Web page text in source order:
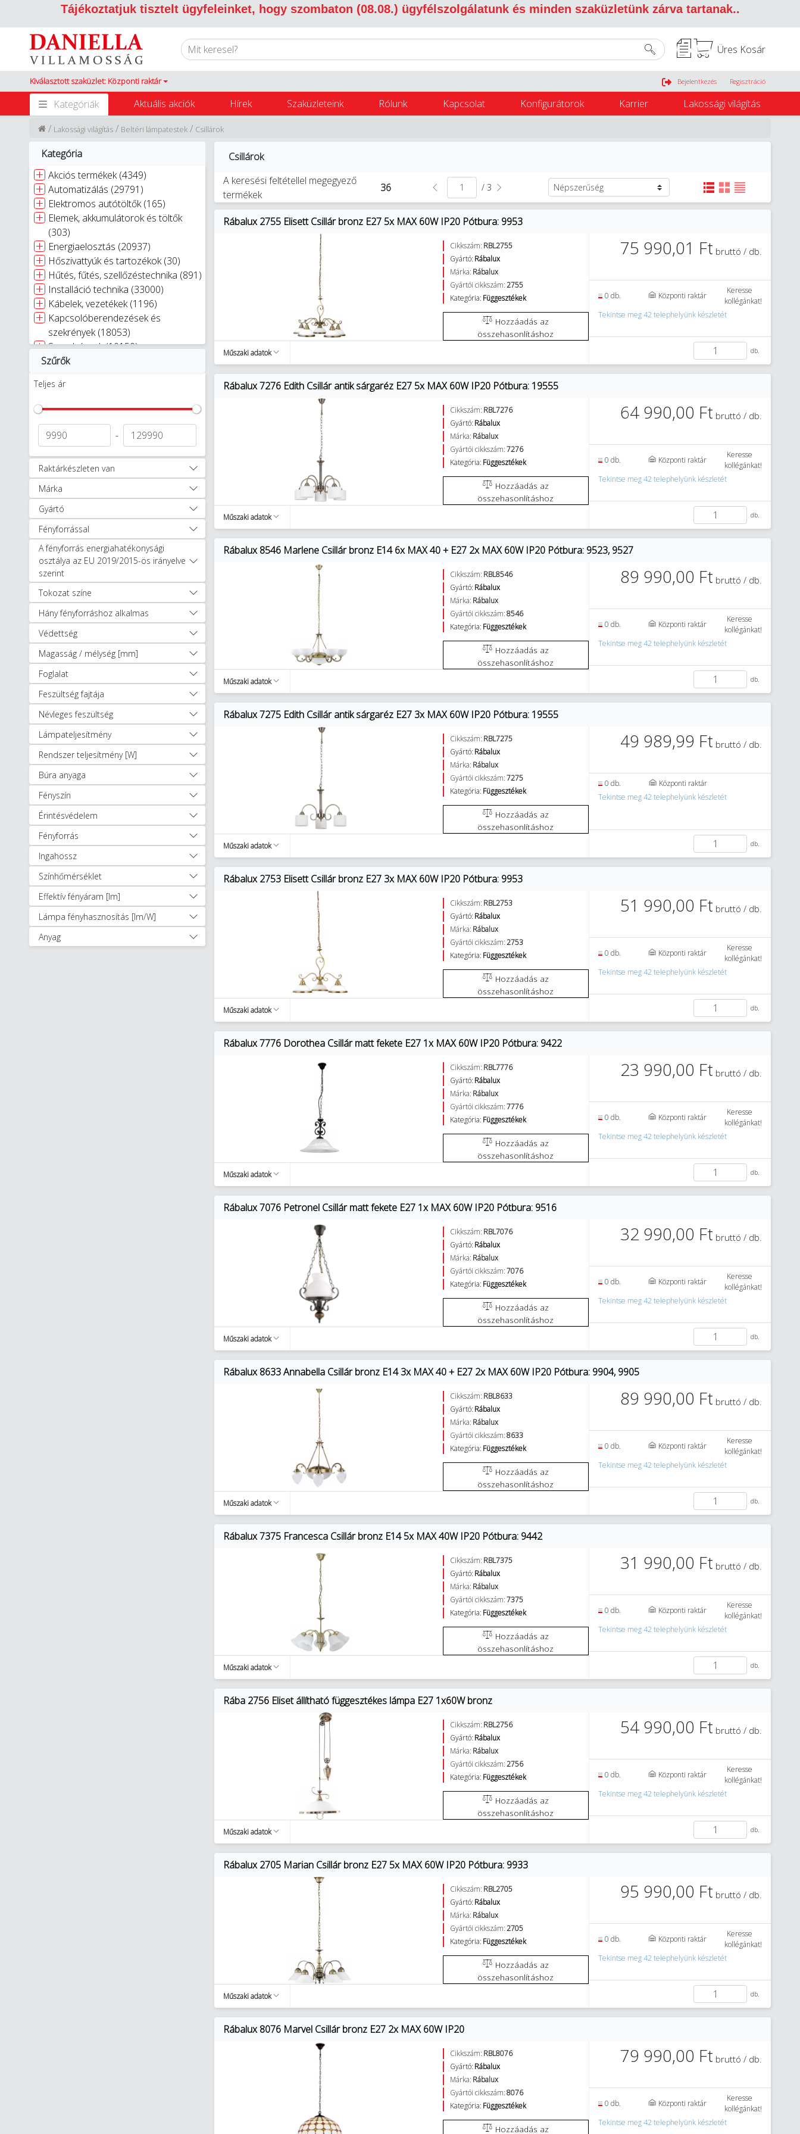
Tájékoztatjuk tisztelt ügyfeleinket, hogy szombaton (08.08.) ügyfélszolgálatunk és minden szaküzletünk zárva tartanak..
Üres Kosár
Kiválasztott szaküzlet: Központi raktár Belépés
Bejelentkezés Regisztráció
Kategóriák Aktuális akciók Hírek Szaküzleteink Rólunk Kapcsolat Konfigurátorok Karrier Lakossági világítás
Csillárok
/
Beltéri lámpatestek
/
Lakossági világítás
/
Kategória
Akciós termékek (4349)
Automatizálás (29791)
Elektromos autótöltők (165)
Elemek, akkumulátorok és töltők
(303)
Energiaelosztás (20937)
Hőszivattyúk és tartozékok (30)
Hűtés, fűtés, szellőzéstechnika (891)
Installáció technika (33000)
Kábelek, vezetékek (1196)
Kapcsolóberendezések és
szekrények (18053)
Szerelvények (10150)
Kaputechnika (9)
Világítástechnika (27424)
Autóápolási termékek (47)
Munkavédelem, védőruházat (1256)
Okosotthon megoldások (321)
Okosotthon csomagok (17)
Szerszámok (11894)
Lakossági világítás (2518)
Beltéri lámpatestek (1709)
Állólámpák (66)
Asztali lámpák (163)
Beépíthető lámpatestek (86)
Csíptetős lámpatestek (4)
Dekor lámpák (19)
Dugaljba dugható lámpák (1)
Éj fények (1)
Éjjeli lámpák (32)
Fali és mennyezeti lámpák
Fali lámpák (246)
Függesztékek (343)
Fürdőszobai lámpák (66)
Gyereklámpák (3)
Képmegvilágító lámpák (7)
LED panelek (7)
Mennyezeti lámpatestek
(276)
Pultmegvilágító lámpák (22)
Rendszerbe építhető
lámpatestek (2)
Spotlámpák (186)
Tartozékok (26)
Ventillátorok (30)
Zseblámpák (4)
Kültéri lámpatestek (278)
Okos világítás (76)
Hagyományos fényforrások
Szűrők
Teljes ár
-
Raktárkészleten van
Márka
Gyártó
Fényforrással
A fényforrás energiahatékonysági
osztálya az EU 2019/2015-ös irányelve
szerint
Tokozat színe
Hány fényforráshoz alkalmas
Védettség
Magasság / mélység [mm]
Foglalat
Feszültség fajtája
Névleges feszültség
Lámpateljesítmény
Rendszer teljesítmény [W]
Búra anyaga
Fényszín
Érintésvédelem
Fényforrás
Ingahossz
Színhőmérséklet
Effektív fényáram [lm]
Lámpa fényhasznosítás [lm/W]
Anyag
Csillárok
A keresési feltétellel megegyező
termékek
36 / 3
Rábalux 2755 Elisett Csillár bronz E27 5x MAX 60W IP20 Pótbura: 9953
Cikkszám: RBL2755
Gyártó: Rábalux
Márka: Rábalux
Gyártói cikkszám:2755
Kategória: Függesztékek
összehasonlításhoz
Műszaki adatok
75 990,01 Ft bruttó / db.
0 db. Központi raktár
Keresse
kollégánkat!
Tekintse meg 42 telephelyünk készletét
db.
Rábalux 7276 Edith Csillár antik sárgaréz E27 5x MAX 60W IP20 Pótbura: 19555
Cikkszám: RBL7276
Gyártó: Rábalux
Márka: Rábalux
Gyártói cikkszám:7276
Kategória: Függesztékek
összehasonlításhoz
Műszaki adatok
64 990,00 Ft bruttó / db.
0 db. Központi raktár
Keresse
kollégánkat!
Tekintse meg 42 telephelyünk készletét
db.
Rábalux 8546 Marlene Csillár bronz E14 6x MAX 40 + E27 2x MAX 60W IP20 Pótbura: 9523, 9527
Cikkszám: RBL8546
Gyártó: Rábalux
Márka: Rábalux
Gyártói cikkszám:8546
Kategória: Függesztékek
összehasonlításhoz
Műszaki adatok
89 990,00 Ft bruttó / db.
0 db. Központi raktár
Keresse
kollégánkat!
Tekintse meg 42 telephelyünk készletét
db.
Rábalux 7275 Edith Csillár antik sárgaréz E27 3x MAX 60W IP20 Pótbura: 19555
Cikkszám: RBL7275
Gyártó: Rábalux
Márka: Rábalux
Gyártói cikkszám:7275
Kategória: Függesztékek
összehasonlításhoz
Műszaki adatok
49 989,99 Ft bruttó / db.
0 db.
Központi raktár
Tekintse meg 42 telephelyünk készletét
db.
Rábalux 2753 Elisett Csillár bronz E27 3x MAX 60W IP20 Pótbura: 9953
Cikkszám: RBL2753
Gyártó: Rábalux
Márka: Rábalux
Gyártói cikkszám:2753
Kategória: Függesztékek
összehasonlításhoz
Műszaki adatok
51 990,00 Ft bruttó / db.
0 db. Központi raktár
Keresse
kollégánkat!
Tekintse meg 42 telephelyünk készletét
db.
Rábalux 7776 Dorothea Csillár matt fekete E27 1x MAX 60W IP20 Pótbura: 9422
Cikkszám: RBL7776
Gyártó: Rábalux
Márka: Rábalux
Gyártói cikkszám:7776
Kategória: Függesztékek
összehasonlításhoz
Műszaki adatok
23 990,00 Ft bruttó / db.
0 db. Központi raktár
Keresse
kollégánkat!
Tekintse meg 42 telephelyünk készletét
db.
Rábalux 7076 Petronel Csillár matt fekete E27 1x MAX 60W IP20 Pótbura: 9516
Cikkszám: RBL7076
Gyártó: Rábalux
Márka: Rábalux
Gyártói cikkszám:7076
Kategória: Függesztékek
összehasonlításhoz
Műszaki adatok
32 990,00 Ft bruttó / db.
0 db. Központi raktár
Keresse
kollégánkat!
Tekintse meg 42 telephelyünk készletét
db.
Rábalux 8633 Annabella Csillár bronz E14 3x MAX 40 + E27 2x MAX 60W IP20 Pótbura: 9904, 9905
Cikkszám: RBL8633
Gyártó: Rábalux
Márka: Rábalux
Gyártói cikkszám:8633
Kategória: Függesztékek
összehasonlításhoz
Műszaki adatok
89 990,00 Ft bruttó / db.
0 db. Központi raktár
Keresse
kollégánkat!
Tekintse meg 42 telephelyünk készletét
db.
Rábalux 7375 Francesca Csillár bronz E14 5x MAX 40W IP20 Pótbura: 9442
Cikkszám: RBL7375
Gyártó: Rábalux
Márka: Rábalux
Gyártói cikkszám:7375
Kategória: Függesztékek
összehasonlításhoz
Műszaki adatok
31 990,00 Ft bruttó / db.
0 db. Központi raktár
Keresse
kollégánkat!
Tekintse meg 42 telephelyünk készletét
db.
Rába 2756 Eliset állítható függesztékes lámpa E27 1x60W bronz
Cikkszám: RBL2756
Gyártó: Rábalux
Márka: Rábalux
Gyártói cikkszám:2756
Kategória: Függesztékek
összehasonlításhoz
Műszaki adatok
54 990,00 Ft bruttó / db.
0 db. Központi raktár
Keresse
kollégánkat!
Tekintse meg 42 telephelyünk készletét
db.
Rábalux 2705 Marian Csillár bronz E27 5x MAX 60W IP20 Pótbura: 9933
Cikkszám: RBL2705
Gyártó: Rábalux
Márka: Rábalux
Gyártói cikkszám:2705
Kategória: Függesztékek
összehasonlításhoz
Műszaki adatok
95 990,00 Ft bruttó / db.
0 db. Központi raktár
Keresse
kollégánkat!
Tekintse meg 42 telephelyünk készletét
db.
Rábalux 8076 Marvel Csillár bronz E27 2x MAX 60W IP20
Cikkszám: RBL8076
Gyártó: Rábalux
Márka: Rábalux
Gyártói cikkszám:8076
Kategória: Függesztékek
79 990,00 Ft bruttó / db.
0 db. Központi raktár
Keresse
kollégánkat!
Tekintse meg 42 telephelyünk készletét